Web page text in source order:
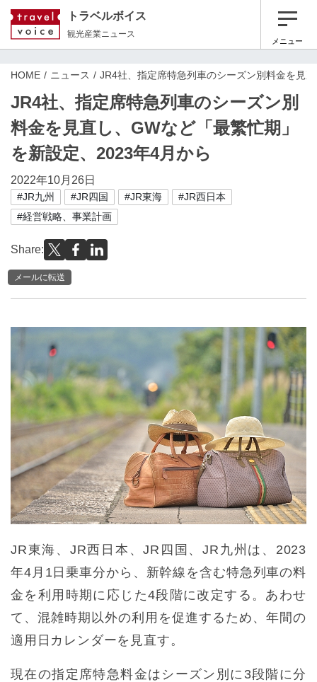
トラベルボイス
観光産業ニュース
メニュー
HOME ニュース JR4社、指定席特急列車のシーズン別料金を見
JR4社、指定席特急列車のシーズン別
料金を見直し、GWなど「最繁忙期」
を新設定、2023年4月から
2022年10月26日
#JR九州 #JR四国 #JR東海
#JR西日本
#経営戦略、事業計画
Share:
メールに転送
JR東海、JR西日本、JR四国、JR九州は、2023
年4月1日乗車分から、新幹線を含む特急列車の料
金を利用時期に応じた4段階に改定する。あわせ
て、混雑時期以外の利用を促進するため、年間の
適用日カレンダーを見直す。
現在の指定席特急料金はシーズン別に3段階に分